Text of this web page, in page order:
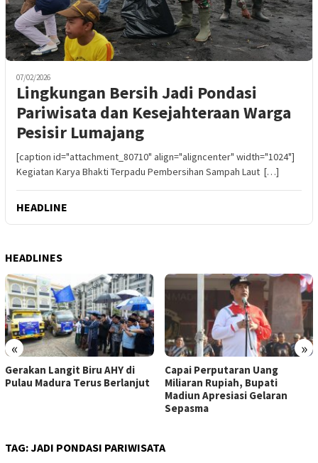
07/02/2026
Lingkungan Bersih Jadi Pondasi
Pariwisata dan Kesejahteraan Warga
Pesisir Lumajang
[caption id="attachment_80710" align="aligncenter" width="1024"]
Kegiatan Karya Bhakti Terpadu Pembersihan Sampah Laut […]
HEADLINE
HEADLINES
« »
Gerakan Langit Biru AHY di
Pulau Madura Terus Berlanjut
Capai Perputaran Uang
Miliaran Rupiah, Bupati
Madiun Apresiasi Gelaran
Sepasma
TAG:JADI PONDASI PARIWISATA